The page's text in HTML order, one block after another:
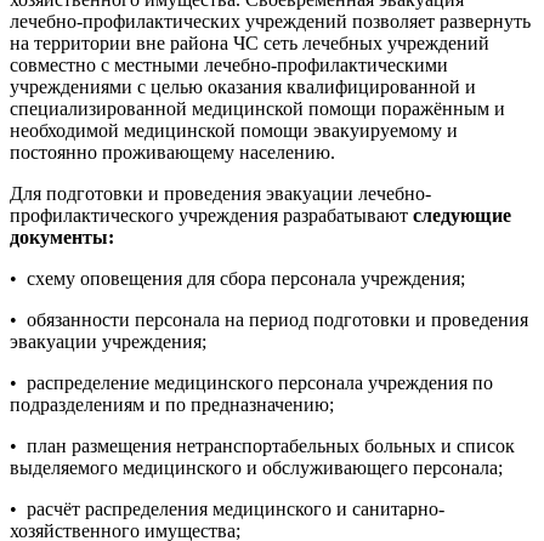
лечебно-профилактических учреждений позволяет развернуть
на территории вне района ЧС сеть лечебных учреждений
совместно с местными лечебно-профилактическими
учреждениями с целью оказания квалифицированной и
специализированной медицинской помощи поражённым и
необходимой медицинской помощи эвакуируемому и
постоянно проживающему населению.
Для подготовки и проведения эвакуации лечебно-
профилактического учреждения разрабатывают следующие
документы:
• схему оповещения для сбора персонала учреждения;
• обязанности персонала на период подготовки и проведения
эвакуации учреждения;
• распределение медицинского персонала учреждения по
подразделениям и по предназначению;
• план размещения нетранспортабельных больных и список
выделяемого медицинского и обслуживающего персонала;
• расчёт распределения медицинского и санитарно-
хозяйственного имущества;